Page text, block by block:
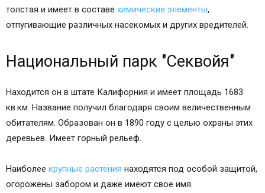
толстая и имеет в составе химические элементы,
отпугивающие различных насекомых и других вредителей.
Национальный парк "Секвойя"
Находится он в штате Калифорния и имеет площадь 1683
кв.км. Название получил благодаря своим величественным
обитателям. Образован он в 1890 году с целью охраны этих
деревьев. Имеет горный рельеф.
Наиболее крупные растения находятся под особой защитой,
огорожены забором и даже имеют свое имя.